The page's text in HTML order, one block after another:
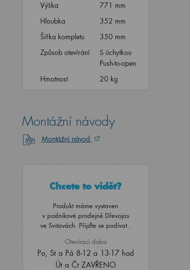
Výška
771 mm
Hloubka
352 mm
Šířka kompletu
350 mm
Způsob otevírání
S úchytkou
Push-to-open
Hmotnost
20 kg
Montážní návody
Montážní návod
Chcete to vidět?
Produkt máme vystaven
v podnikové prodejně Dřevojas
ve Svitavách. Přijďte se podívat..
Otevírací doba
Po, St a Pá 8-12 a 13-17 hod
Út a Čt ZAVŘENO